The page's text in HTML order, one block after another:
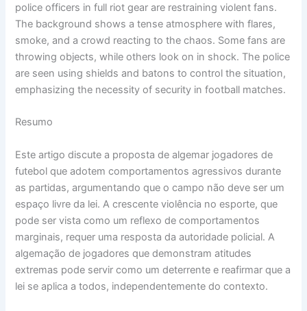
Resumo
Este artigo discute a proposta de algemar jogadores de
futebol que adotem comportamentos agressivos durante
as partidas, argumentando que o campo não deve ser um
espaço livre da lei. A crescente violência no esporte, que
pode ser vista como um reflexo de comportamentos
marginais, requer uma resposta da autoridade policial. A
algemação de jogadores que demonstram atitudes
extremas pode servir como um deterrente e reafirmar que a
lei se aplica a todos, independentemente do contexto.